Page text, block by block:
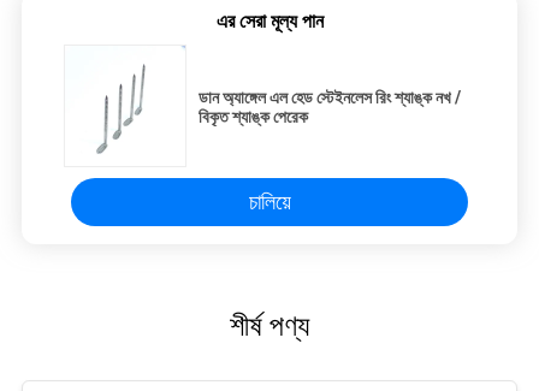
এর সেরা মূল্য পান
ডান অ্যাঙ্গেল এল হেড স্টেইনলেস রিং শ্যাঙ্ক নখ /
বিকৃত শ্যাঙ্ক পেরেক
চালিয়ে
শীর্ষ পণ্য